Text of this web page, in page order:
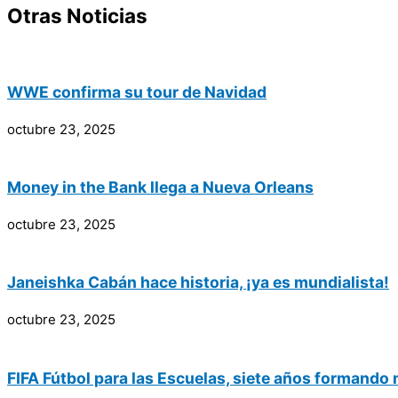
Otras Noticias
WWE confirma su tour de Navidad
octubre 23, 2025
Money in the Bank llega a Nueva Orleans
octubre 23, 2025
Janeishka Cabán hace historia, ¡ya es mundialista!
octubre 23, 2025
FIFA Fútbol para las Escuelas, siete años formando